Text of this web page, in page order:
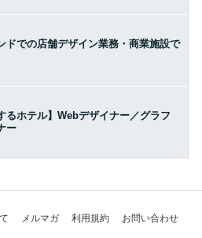
ドでの店舗デザイン業務・商業施設で
るホテル】Webデザイナー／グラフ
ー
メルマガ 利用規約 お問い合わせ